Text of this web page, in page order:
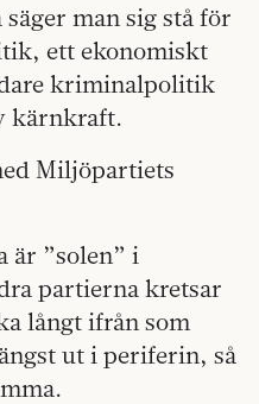
man sig stå för
ett ekonomiskt
kriminalpolitik
kärnkraft.
Miljöpartiets
är ”solen” i
partierna kretsar
långt ifrån som
ut i periferin, så